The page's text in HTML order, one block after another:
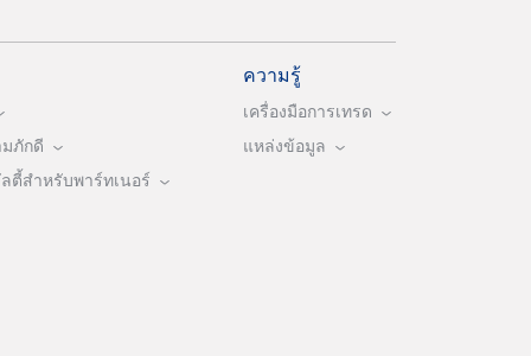
ภักดี
ตี้สำหรับพาร์ทเนอร์
ความรู้
เครื่องมือการเทรด
แหล่งข้อมูล